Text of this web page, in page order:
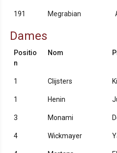
191 Megrabian
Dames
Positio
n
Nom
1 Clijsters
1 Henin
3 Monami
4 Wickmayer